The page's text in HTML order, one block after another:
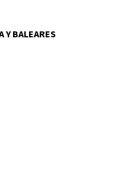
Y BALEARES